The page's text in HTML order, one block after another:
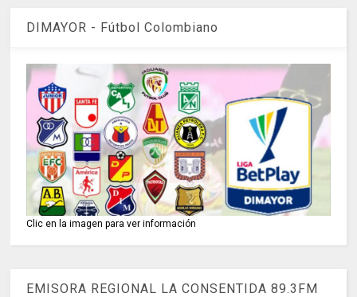
DIMAYOR - Fútbol Colombiano
Clic en la imagen para ver información
EMISORA REGIONAL LA CONSENTIDA 89.3FM